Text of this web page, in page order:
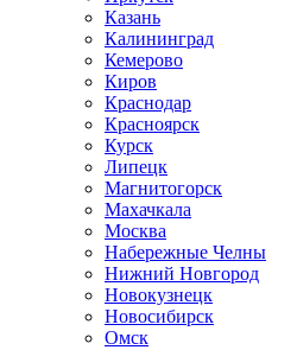
Казань
Калининград
Кемерово
Киров
Краснодар
Красноярск
Курск
Липецк
Магнитогорск
Махачкала
Москва
Набережные Челны
Нижний Новгород
Новокузнецк
Новосибирск
Омск